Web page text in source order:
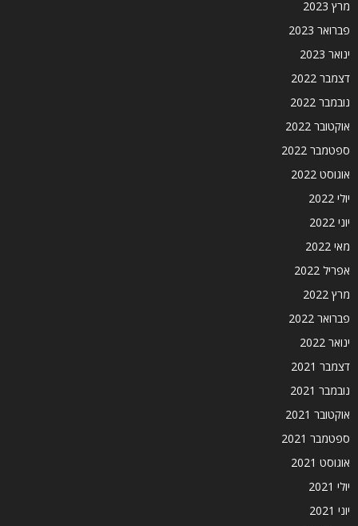
מרץ 2023
פברואר 2023
ינואר 2023
דצמבר 2022
נובמבר 2022
אוקטובר 2022
ספטמבר 2022
אוגוסט 2022
יולי 2022
יוני 2022
מאי 2022
אפריל 2022
מרץ 2022
פברואר 2022
ינואר 2022
דצמבר 2021
נובמבר 2021
אוקטובר 2021
ספטמבר 2021
אוגוסט 2021
יולי 2021
יוני 2021